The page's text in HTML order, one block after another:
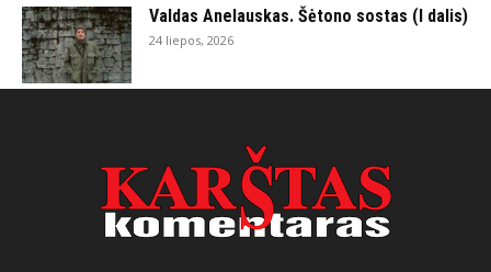
Valdas Anelauskas. Šėtono sostas (I dalis)
24 liepos, 2026